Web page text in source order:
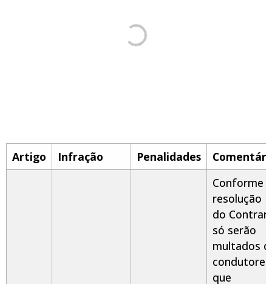
Artigo Infração Penalidades
Conforme a
resolução
do Contran
só serão
multados
condutores
que